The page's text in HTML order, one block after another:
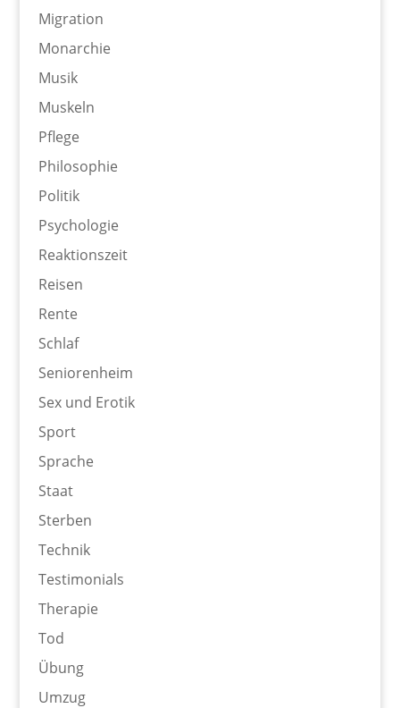
Migration
Monarchie
Musik
Muskeln
Pflege
Philosophie
Politik
Psychologie
Reaktionszeit
Reisen
Rente
Schlaf
Seniorenheim
Sex und Erotik
Sport
Sprache
Staat
Sterben
Technik
Testimonials
Therapie
Tod
Übung
Umzug